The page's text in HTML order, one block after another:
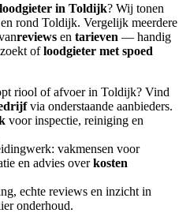
loodgieter in Toldijk? Wij tonen
rond Toldijk. Vergelijk meerdere
reviews en tarieven — handig
zoekt ofloodgieter met spoed
riool of afvoer in Toldijk? Vind
via onderstaande aanbieders.
voor inspectie, reiniging en
vakmensen voor
en advies overkosten
echte reviews en inzicht in
onderhoud.